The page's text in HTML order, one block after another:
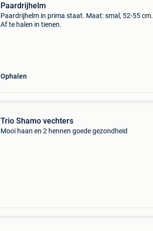
Paardrijhelm
Paardrijhelm in prima staat. Maat: smal, 52-55 cm.
Af te halen in tienen.
Ophalen
Trio Shamo vechters
Mooi haan en 2 hennen goede gezondheid